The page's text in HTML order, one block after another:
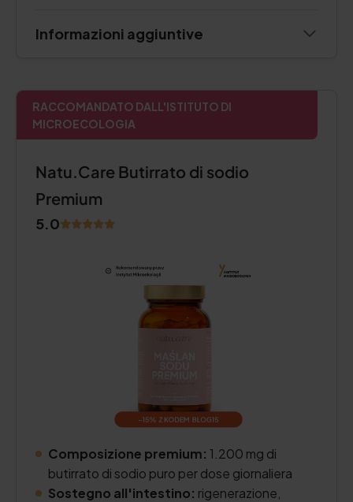
Informazioni aggiuntive
RACCOMANDATO DALL'ISTITUTO DI
MICROECOLOGIA
Natu.Care Butirrato di sodio
Premium
5.0
Composizione premium: 1.200 mg di
butirrato di sodio puro per dose giornaliera
Sostegno all'intestino: rigenerazione,